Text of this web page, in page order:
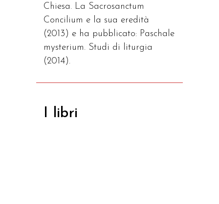
Chiesa. La Sacrosanctum
Concilium e la sua eredità
(2013) e ha pubblicato: Paschale
mysterium. Studi di liturgia
(2014).
I libri